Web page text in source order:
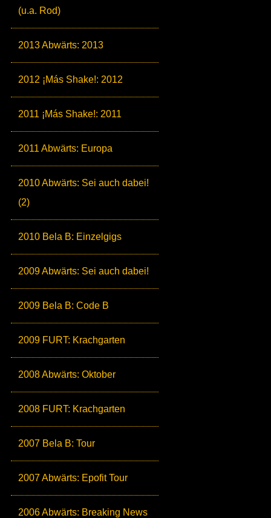
(u.a. Rod)
2013 Abwärts: 2013
2012 ¡Más Shake!: 2012
2011 ¡Más Shake!: 2011
2011 Abwärts: Europa
2010 Abwärts: Sei auch dabei!
(2)
2010 Bela B: Einzelgigs
2009 Abwärts: Sei auch dabei!
2009 Bela B: Code B
2009 FURT: Krachgarten
2008 Abwärts: Oktober
2008 FURT: Krachgarten
2007 Bela B: Tour
2007 Abwärts: Epofit Tour
2006 Abwärts: Breaking News